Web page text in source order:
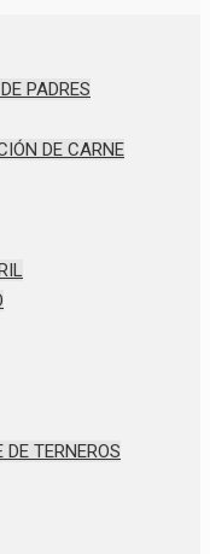
PADRES
DE CARNE
TERNEROS